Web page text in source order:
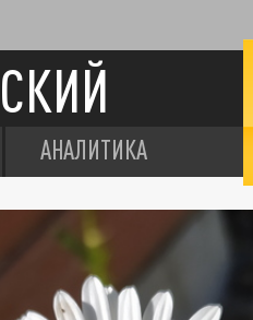
АНАЛИТИКА